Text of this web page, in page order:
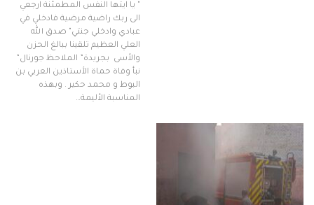
" يا ايتها النفس المطمئنة ارجعي
الى ربك راضية مرضية فادخلي في
عبادي وادخلي جنتي" صدق الله
العلي العظيم تلقينا ببالغ الحزن
والأسى بجريدة” الملاحظ جورنال”
نبأ وفاة حماة الأستاذين العربي بن
البوط و محمد حكير . وبهذه
المناسبة الأليمة…